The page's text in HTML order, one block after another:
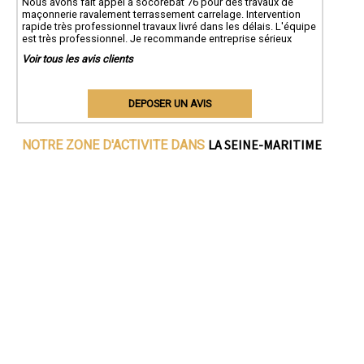
maçonnerie ravalement terrassement carrelage. Intervention
rapide très professionnel travaux livré dans les délais. L'équipe
est très professionnel. Je recommande entreprise sérieux
Voir tous les avis clients
DEPOSER UN AVIS
NOTRE ZONE D'ACTIVITE DANS LA SEINE-MARITIME